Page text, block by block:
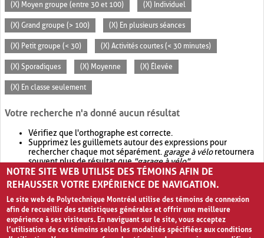
(X) Moyen groupe (entre 30 et 100) (X) Individuel
(X) Grand groupe (> 100) (X) En plusieurs séances
(X) Petit groupe (< 30) (X) Activités courtes (< 30 minutes)
(X) Sporadiques (X) Moyenne (X) Élevée
(X) En classe seulement
Votre recherche n'a donné aucun résultat
Vérifiez que l'orthographe est correcte.
Supprimez les guillemets autour des expressions pour
rechercher chaque mot séparément. garage à véloretournera
souvent plus de résultat que"garage à vélo".
Envisagez d'élargir votre recherche avec OR.garage OR vélo
retournera souvent plus de résultat quegarage à vélo
NOTRE SITE WEB UTILISE DES TÉMOINS AFIN DE
REHAUSSER VOTRE EXPÉRIENCE DE NAVIGATION.
Le site web de Polytechnique Montréal utilise des témoins de connexion
afin de recueillir des statistiques générales et offrir une meilleure
expérience à ses visiteurs. En naviguant sur le site, vous acceptez
l’utilisation de ces témoins selon les modalités spécifiées aux conditions